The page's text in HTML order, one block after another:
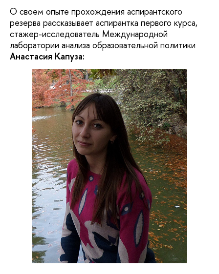
О своем опыте прохождения аспирантского
резерва рассказывает аспирантка первого курса,
стажер-исследователь Международной
лаборатории анализа образовательной политики
Анастасия Капуза: